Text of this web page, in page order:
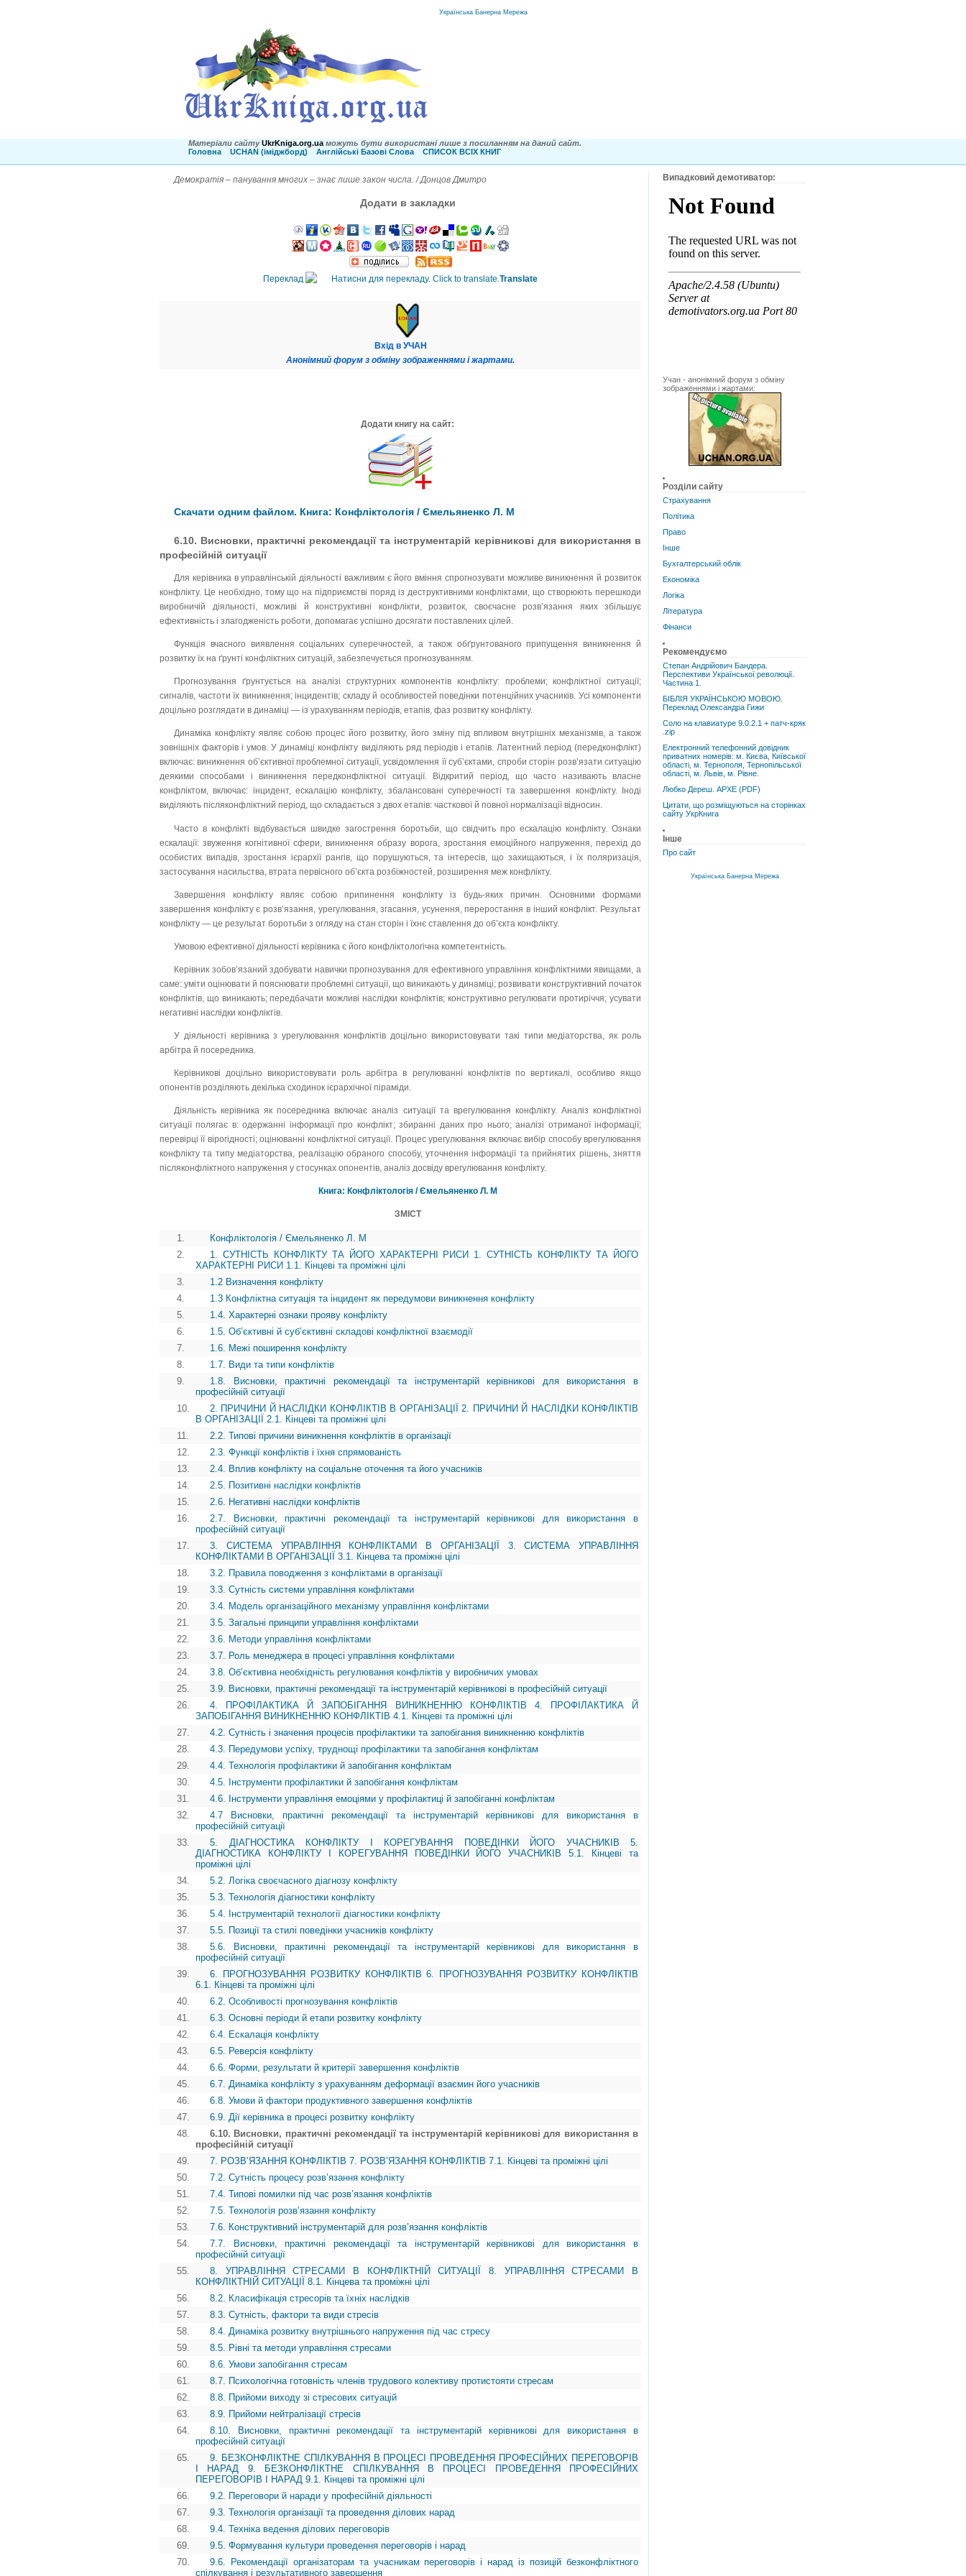
Українська Банерна Мережа
Матеріали сайту UkrKniga.org.ua можуть бути використані лише з посиланням на даний сайт.
Головна
UCHAN (іміджборд) Англійські Базові Слова СПИСОК ВСІХ КНИГ
Демократія – панування многих – знає лише закон числа. / Донцов Дмитро
Додати в закладки
Переклад Translate
Вхід в УЧАН
Анонімний форум з обміну зображеннями і жартами.
Додати книгу на сайт:
Скачати одним файлом. Книга: Конфліктологія / Ємельяненко Л. М
6.10. Висновки, практичні рекомендації та інструментарій керівникові для використання в
професійній ситуації
Для керівника в управлінській діяльності важливим є його вміння спрогнозувати можливе виникнення й розвиток
конфлікту. Це необхідно, тому що на підприємстві поряд із деструктивними конфліктами, що створюють перешкоди
виробничій діяльності, можливі й конструктивні конфлікти, розвиток, своєчасне розв’язання яких збільшує
ефективність і злагодженість роботи, допомагає успішно досягати поставлених цілей.
Функція вчасного виявлення соціальних суперечностей, а також обґрунтованого припущення виникнення й
розвитку їх на ґрунті конфліктних ситуацій, забезпечується прогнозуванням.
Прогнозування ґрунтується на аналізі структурних компонентів конфлікту: проблеми; конфліктної ситуації;
сигналів, частоти їх виникнення; інцидентів; складу й особливостей поведінки потенційних учасників. Усі компоненти
доцільно розглядати в динаміці — із урахуванням періодів, етапів, фаз розвитку конфлікту.
Динаміка конфлікту являє собою процес його розвитку, його зміну під впливом внутрішніх механізмів, а також
зовнішніх факторів і умов. У динаміці конфлікту виділяють ряд періодів і етапів. Латентний період (передконфлікт)
включає: виникнення об’єктивної проблемної ситуації, усвідомлення її суб’єктами, спроби сторін розв’язати ситуацію
деякими способами і виникнення передконфліктної ситуації. Відкритий період, що часто називають власне
конфліктом, включає: інцидент, ескалацію конфлікту, збалансовані суперечності та завершення конфлікту. Іноді
виділяють післяконфліктний період, що складається з двох етапів: часткової й повної нормалізації відносин.
Часто в конфлікті відбувається швидке загострення боротьби, що свідчить про ескалацію конфлікту. Ознаки
ескалації: звуження когнітивної сфери, виникнення образу ворога, зростання емоційного напруження, перехід до
особистих випадів, зростання ієрархії рангів, що порушуються, та інтересів, що захищаються, і їх поляризація,
застосування насильства, втрата первісного об’єкта розбіжностей, розширення меж конфлікту.
Завершення конфлікту являє собою припинення конфлікту із будь-яких причин. Основними формами
завершення конфлікту є розв’язання, урегулювання, згасання, усунення, переростання в інший конфлікт. Результат
конфлікту — це результат боротьби з огляду на стан сторін і їхнє ставлення до об’єкта конфлікту.
Умовою ефективної діяльності керівника є його конфліктологічна компетентність.
Керівник зобов’язаний здобувати навички прогнозування для ефективного управління конфліктними явищами, а
саме: уміти оцінювати й пояснювати проблемні ситуації, що виникають у динаміці; розвивати конструктивний початок
конфліктів, що виникають; передбачати можливі наслідки конфліктів; конструктивно регулювати протиріччя; усувати
негативні наслідки конфліктів.
У діяльності керівника з урегулювання конфліктів доцільно використовувати такі типи медіаторства, як роль
арбітра й посередника.
Керівникові доцільно використовувати роль арбітра в регулюванні конфліктів по вертикалі, особливо якщо
опонентів розділяють декілька сходинок ієрархічної піраміди.
Діяльність керівника як посередника включає аналіз ситуації та врегулювання конфлікту. Аналіз конфліктної
ситуації полягає в: одержанні інформації про конфлікт; збиранні даних про нього; аналізі отриманої інформації;
перевірці її вірогідності; оцінюванні конфліктної ситуації. Процес урегулювання включає вибір способу врегулювання
конфлікту та типу медіаторства, реалізацію обраного способу, уточнення інформації та прийнятих рішень, зняття
післяконфліктного напруження у стосунках опонентів, аналіз досвіду врегулювання конфлікту.
Книга: Конфліктологія / Ємельяненко Л. М
ЗМІСТ
1.
Конфліктологія / Ємельяненко Л. М
2.
1. СУТНІСТЬ КОНФЛІКТУ ТА ЙОГО ХАРАКТЕРНІ РИСИ 1. СУТНІСТЬ КОНФЛІКТУ ТА ЙОГО
ХАРАКТЕРНІ РИСИ 1.1. Кінцеві та проміжні цілі
3.
1.2 Визначення конфлікту
4.
1.3 Конфліктна ситуація та інцидент як передумови виникнення конфлікту
5.
1.4. Характерні ознаки прояву конфлікту
6.
1.5. Об’єктивні й суб’єктивні складові конфліктної взаємодії
7.
1.6. Межі поширення конфлікту
8.
1.7. Види та типи конфліктів
9.
1.8. Висновки, практичні рекомендації та інструментарій керівникові для використання в
професійній ситуації
10.
2. ПРИЧИНИ Й НАСЛІДКИ КОНФЛІКТІВ В ОРГАНІЗАЦІЇ 2. ПРИЧИНИ Й НАСЛІДКИ КОНФЛІКТІВ
В ОРГАНІЗАЦІЇ 2.1. Кінцеві та проміжні цілі
11.
2.2. Типові причини виникнення конфліктів в організації
12.
2.3. Функції конфліктів і їхня спрямованість
13.
2.4. Вплив конфлікту на соціальне оточення та його учасників
14.
2.5. Позитивні наслідки конфліктів
15.
2.6. Негативні наслідки конфліктів
16.
2.7. Висновки, практичні рекомендації та інструментарій керівникові для використання в
професійній ситуації
17.
3. СИСТЕМА УПРАВЛІННЯ КОНФЛІКТАМИ В ОРГАНІЗАЦІЇ 3. СИСТЕМА УПРАВЛІННЯ
КОНФЛІКТАМИ В ОРГАНІЗАЦІЇ 3.1. Кінцева та проміжні цілі
18.
3.2. Правила поводження з конфліктами в організації
19.
3.3. Сутність системи управління конфліктами
20.
3.4. Модель організаційного механізму управління конфліктами
21.
3.5. Загальні принципи управління конфліктами
22.
3.6. Методи управління конфліктами
23.
3.7. Роль менеджера в процесі управління конфліктами
24.
3.8. Об’єктивна необхідність регулювання конфліктів у виробничих умовах
25.
3.9. Висновки, практичні рекомендації та інструментарій керівникові в професійній ситуації
26.
4. ПРОФІЛАКТИКА Й ЗАПОБІГАННЯ ВИНИКНЕННЮ КОНФЛІКТІВ 4. ПРОФІЛАКТИКА Й
ЗАПОБІГАННЯ ВИНИКНЕННЮ КОНФЛІКТІВ 4.1. Кінцеві та проміжні цілі
27.
4.2. Сутність і значення процесів профілактики та запобігання виникненню конфліктів
28.
4.3. Передумови успіху, труднощі профілактики та запобігання конфліктам
29.
4.4. Технологія профілактики й запобігання конфліктам
30.
4.5. Інструменти профілактики й запобігання конфліктам
31.
4.6. Інструменти управління емоціями у профілактиці й запобіганні конфліктам
32.
4.7 Висновки, практичні рекомендації та інструментарій керівникові для використання в
професійній ситуації
33.
5. ДІАГНОСТИКА КОНФЛІКТУ І КОРЕГУВАННЯ ПОВЕДІНКИ ЙОГО УЧАСНИКІВ 5.
ДІАГНОСТИКА КОНФЛІКТУ І КОРЕГУВАННЯ ПОВЕДІНКИ ЙОГО УЧАСНИКІВ 5.1. Кінцеві та
проміжні цілі
34.
5.2. Логіка своєчасного діагнозу конфлікту
35.
5.3. Технологія діагностики конфлікту
36.
5.4. Інструментарій технології діагностики конфлікту
37.
5.5. Позиції та стилі поведінки учасників конфлікту
38.
5.6. Висновки, практичні рекомендації та інструментарій керівникові для використання в
професійній ситуації
39.
6. ПРОГНОЗУВАННЯ РОЗВИТКУ КОНФЛІКТІВ 6. ПРОГНОЗУВАННЯ РОЗВИТКУ КОНФЛІКТІВ
6.1. Кінцеві та проміжні цілі
40.
6.2. Особливості прогнозування конфліктів
41.
6.3. Основні періоди й етапи розвитку конфлікту
42.
6.4. Ескалація конфлікту
43.
6.5. Реверсія конфлікту
44.
6.6. Форми, результати й критерії завершення конфліктів
45.
6.7. Динаміка конфлікту з урахуванням деформації взаємин його учасників
46.
6.8. Умови й фактори продуктивного завершення конфліктів
47.
6.9. Дії керівника в процесі розвитку конфлікту
48.
6.10. Висновки, практичні рекомендації та інструментарій керівникові для використання в
професійній ситуації
49.
7. РОЗВ’ЯЗАННЯ КОНФЛІКТІВ 7. РОЗВ’ЯЗАННЯ КОНФЛІКТІВ 7.1. Кінцеві та проміжні цілі
50.
7.2. Сутність процесу розв’язання конфлікту
51.
7.4. Типові помилки під час розв’язання конфліктів
52.
7.5. Технологія розв’язання конфлікту
53.
7.6. Конструктивний інструментарій для розв’язання конфліктів
54.
7.7. Висновки, практичні рекомендації та інструментарій керівникові для використання в
професійній ситуації
55.
8. УПРАВЛІННЯ СТРЕСАМИ В КОНФЛІКТНІЙ СИТУАЦІЇ 8. УПРАВЛІННЯ СТРЕСАМИ В
КОНФЛІКТНІЙ СИТУАЦІЇ 8.1. Кінцева та проміжні цілі
56.
8.2. Класифікація стресорів та їхніх наслідків
57.
8.3. Сутність, фактори та види стресів
58.
8.4. Динаміка розвитку внутрішнього напруження під час стресу
59.
8.5. Рівні та методи управління стресами
60.
8.6. Умови запобігання стресам
61.
8.7. Психологічна готовність членів трудового колективу протистояти стресам
62.
8.8. Прийоми виходу зі стресових ситуацій
63.
8.9. Прийоми нейтралізації стресів
64.
8.10. Висновки, практичні рекомендації та інструментарій керівникові для використання в
професійній ситуації
65.
9. БЕЗКОНФЛІКТНЕ СПІЛКУВАННЯ В ПРОЦЕСІ ПРОВЕДЕННЯ ПРОФЕСІЙНИХ ПЕРЕГОВОРІВ
І НАРАД 9. БЕЗКОНФЛІКТНЕ СПІЛКУВАННЯ В ПРОЦЕСІ ПРОВЕДЕННЯ ПРОФЕСІЙНИХ
ПЕРЕГОВОРІВ І НАРАД 9.1. Кінцеві та проміжні цілі
66.
9.2. Переговори й наради у професійній діяльності
67.
9.3. Технологія організації та проведення ділових нарад
68.
9.4. Техніка ведення ділових переговорів
69.
9.5. Формування культури проведення переговорів і нарад
70.
9.6. Рекомендації організаторам та учасникам переговорів і нарад із позицій безконфліктного
спілкування і результативного завершення
Випадковий демотиватор:
Учан - анонімний форум з обміну
зображеннями і жартами:
Розділи сайту
Страхування
Політика
Право
Інше
Бухгалтерський облік
Економіка
Логіка
Література
Фінанси
Рекомендуємо
Степан Андрійович Бандера.
Перспективи Української революції.
Частина 1.
БІБЛІЯ УКРАЇНСЬКОЮ МОВОЮ.
Переклад Олександра Гижи
Соло на клавиатуре 9.0.2.1 + патч-кряк
.zip
Електронний телефонний довідник
приватних номерів: м. Києва, Київської
області, м. Тернополя, Тернопільської
області, м. Львів, м. Рівне.
Любко Дереш. АРХЕ (PDF)
Цитати, що розміщуються на сторінках
сайту УкрКнига
Інше
Про сайт
Українська Банерна Мережа